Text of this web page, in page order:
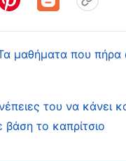
λέω στα ίσια. Μα
βλέπω ένα
κότσια να το πω
προσβάλω.
Σημαίνει αυτό ότι
έχω κακή
μαθήματα που πήρα
του να κάνει
το καπρίτσιο